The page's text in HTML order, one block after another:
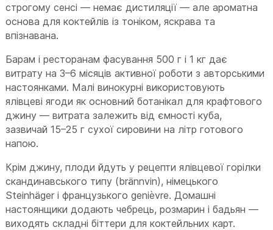
строгому сенсі — немає дистиляції — але ароматна
основа для коктейлів із тоніком, яскрава та
впізнавана.
Барам і ресторанам фасування 500 г і 1 кг дає
витрату на 3–6 місяців активної роботи з авторськими
настоянками. Малі винокурні використовують
ялівцеві ягоди як основний ботанікал для крафтового
джину — витрата залежить від ємності куба,
зазвичай 15–25 г сухої сировини на літр готового
напою.
Крім джину, плоди йдуть у рецепти ялівцевої горілки
скандинавського типу (brännvin), німецького
Steinhäger і французького genièvre. Домашні
настоянщики додають чебрець, розмарин і бадьян —
виходять складні біттери для коктейльних карт.